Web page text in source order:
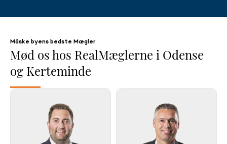
Måske byens bedste Mægler
Mød os hos RealMæglerne i Odense
og Kerteminde